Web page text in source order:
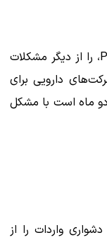
محمدی، کمبود برخی مواد اولیه، به‌ویژه PVC، را از دیگر مشکلات
دارویی برای
ماه است با مشکل
واردات را از